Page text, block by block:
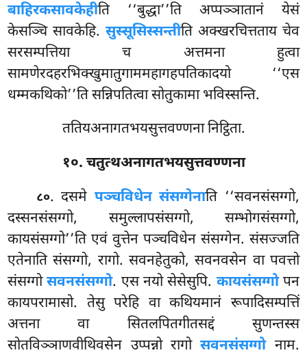
बाहिरकसावकेहीति ‘‘बुद्धा’’ति अप्पञ्ञातानं येसं
केसञ्चि सावकेहि. सुस्सूसिस्सन्तीति अक्खरचित्तताय चेव
सरसम्पत्तिया च अत्तमना हुत्वा
सामणेरदहरभिक्खुमातुगाममहागहपतिकादयो ‘‘एस
धम्मकथिको’’ति सन्निपतित्वा सोतुकामा भविस्सन्ति.
ततियअनागतभयसुत्तवण्णना निट्ठिता.
१०. चतुत्थअनागतभयसुत्तवण्णना
८०. दसमे पञ्चविधेन संसग्गेनाति ‘‘सवनसंसग्गो,
दस्सनसंसग्गो, समुल्लापसंसग्गो, सम्भोगसंसग्गो,
कायसंसग्गो’’ति एवं वुत्तेन पञ्चविधेन संसग्गेन. संसज्जति
एतेनाति संसग्गो, रागो. सवनहेतुको, सवनवसेन वा पवत्तो
संसग्गोसवनसंसग्गो. एस नयोसेसेसुपि. कायसंसग्गोपन
कायपरामासो. तेसु परेहि वा कथियमानं रूपादिसम्पत्तिं
अत्तना वा सितलपितगीतसद्दं सुणन्तस्स
सोतविञ्ञाणवीथिवसेन उप्पन्नो रागोसवनसंसग्गोनाम.